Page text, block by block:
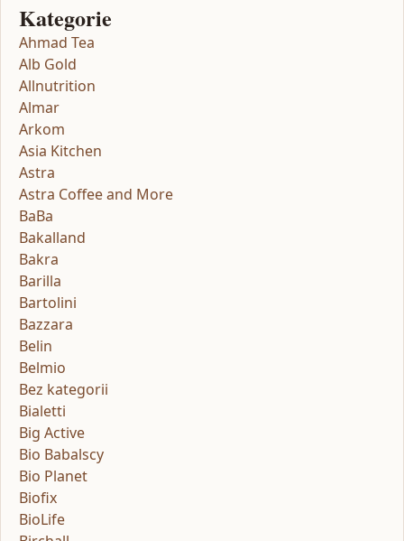
Kategorie
Ahmad Tea
Alb Gold
Allnutrition
Almar
Arkom
Asia Kitchen
Astra
Astra Coffee and More
BaBa
Bakalland
Bakra
Barilla
Bartolini
Bazzara
Belin
Belmio
Bez kategorii
Bialetti
Big Active
Bio Babalscy
Bio Planet
Biofix
BioLife